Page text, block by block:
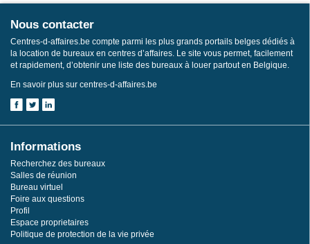
Nous contacter
Centres-d-affaires.be compte parmi les plus grands portails belges dédiés à
la location de bureaux en centres d’affaires. Le site vous permet, facilement
et rapidement, d’obtenir une liste des bureaux à louer partout en Belgique.
En savoir plus sur centres-d-affaires.be
Informations
Recherchez des bureaux
Salles de réunion
Bureau virtuel
Foire aux questions
Profil
Espace proprietaires
Politique de protection de la vie privée